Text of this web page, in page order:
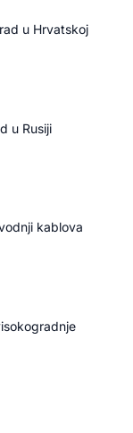
u Hrvatskoj
u Rusiji
kablova